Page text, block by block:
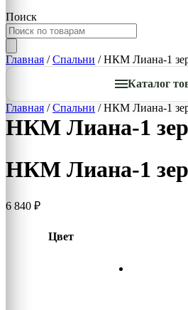
Поиск
Главная /Спальни / НКМ Лиана-1
Каталог
Главная /Спальни / НКМ Лиана-1
НКМ Лиана-1
НКМ Лиана-1
6 840 ₽
Цвет